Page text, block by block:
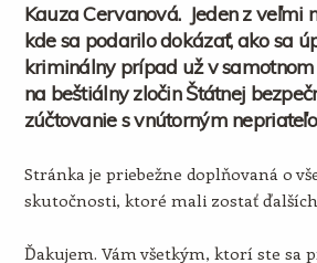
Kauza Cervanová. Jeden z veľmi
kde sa podarilo dokázať, ako sa
kriminálny prípad už v
na beštiálny zločin Štátnej
zúčtovanie s vnútorným
Stránka je priebežne doplňovaná o
skutočnosti, ktoré mali zostať
Ďakujem. Vám všetkým, ktorí ste sa